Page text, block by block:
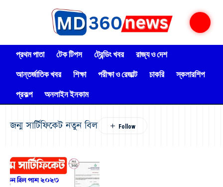
প্রথম পাতা টেক টিপস ট্রেন্ডিং খবর
রাজ্য ও দেশ
আন্তর্জাতিক খবর
শিক্ষা পরীক্ষা ও রেজাল্ট চাকরি
স্কলারশিপ
প্রকল্প
অনলাইন ইনকাম
জন্ম সার্টিফিকেট নতুন বিল